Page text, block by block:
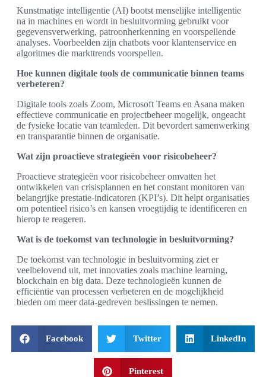
Kunstmatige intelligentie (AI) bootst menselijke intelligentie
na in machines en wordt in besluitvorming gebruikt voor
gegevensverwerking, patroonherkenning en voorspellende
analyses. Voorbeelden zijn chatbots voor klantenservice en
algoritmes die markttrends voorspellen.
Hoe kunnen digitale tools de communicatie binnen teams
verbeteren?
Digitale tools zoals Zoom, Microsoft Teams en Asana maken
effectieve communicatie en projectbeheer mogelijk, ongeacht
de fysieke locatie van teamleden. Dit bevordert samenwerking
en transparantie binnen de organisatie.
Wat zijn proactieve strategieën voor risicobeheer?
Proactieve strategieën voor risicobeheer omvatten het
ontwikkelen van crisisplannen en het constant monitoren van
belangrijke prestatie-indicatoren (KPI’s). Dit helpt organisaties
om potentieel risico’s en kansen vroegtijdig te identificeren en
hierop te reageren.
Wat is de toekomst van technologie in besluitvorming?
De toekomst van technologie in besluitvorming ziet er
veelbelovend uit, met innovaties zoals machine learning,
blockchain en big data. Deze technologieën kunnen de
efficiëntie van processen verbeteren en de mogelijkheid
bieden om meer data-gedreven beslissingen te nemen.
Facebook Twitter LinkedIn
Pinterest